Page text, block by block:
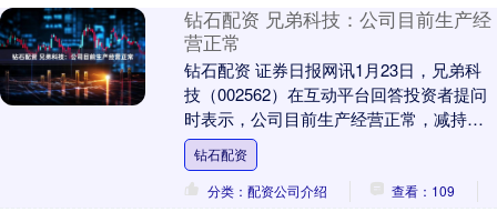
钻石配资 兄弟科技：公司目前生产经
营正常
钻石配资 证券日报网讯1月23日，兄弟科
技（002562）在互动平台回答投资者提问
时表示，公司目前生产经营正常，减持系
出于股东个人资金需求，公司将持续坚持
聚焦与....
钻石配资
分类：配资公司介绍
查看：109